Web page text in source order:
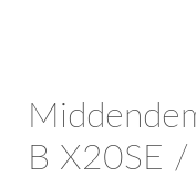
B X20SE /